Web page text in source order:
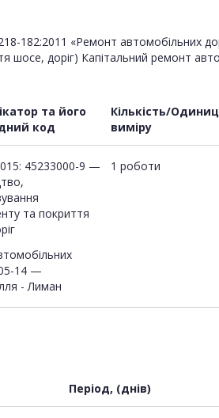
182:2011 «Ремонт автомобільних
доріг) Капітальний ремонт
та його
код
Кількість/
виміру
45233000-9 —
та покриття
14 —
- Лиман
1 роботи
Період, (днів)